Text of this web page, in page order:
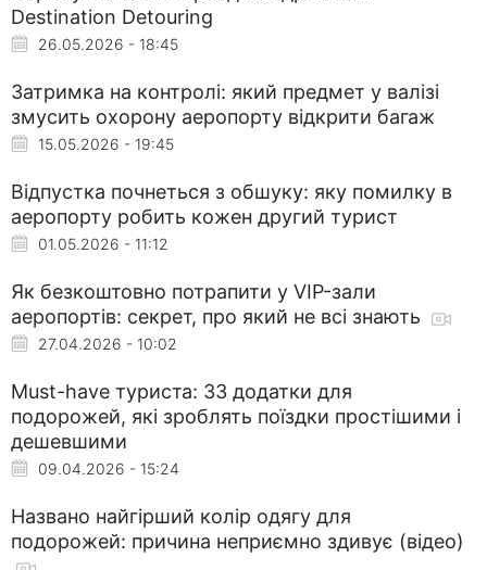
Destination Detouring
26.05.2026 - 18:45
Затримка на контролі: який предмет у валізі
змусить охорону аеропорту відкрити багаж
15.05.2026 - 19:45
Відпустка почнеться з обшуку: яку помилку в
аеропорту робить кожен другий турист
01.05.2026 - 11:12
Як безкоштовно потрапити у VIP-зали
аеропортів: секрет, про який не всі знають
27.04.2026 - 10:02
Must-have туриста: 33 додатки для
подорожей, які зроблять поїздки простішими і
дешевшими
09.04.2026 - 15:24
Названо найгірший колір одягу для
подорожей: причина неприємно здивує (відео)